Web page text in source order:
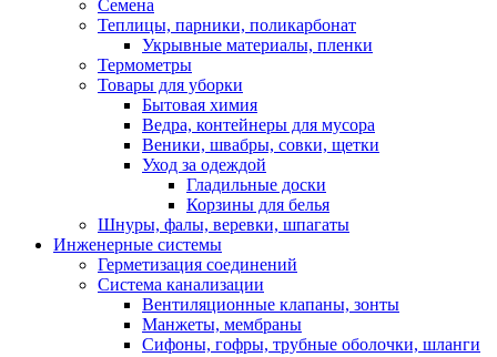
Семена
Теплицы, парники, поликарбонат
Укрывные материалы, пленки
Термометры
Товары для уборки
Бытовая химия
Ведра, контейнеры для мусора
Веники, швабры, совки, щетки
Уход за одеждой
Гладильные доски
Корзины для белья
Шнуры, фалы, веревки, шпагаты
Инженерные системы
Герметизация соединений
Система канализации
Вентиляционные клапаны, зонты
Манжеты, мембраны
Сифоны, гофры, трубные оболочки, шланги